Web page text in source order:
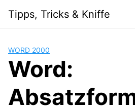
content
Tipps, Tricks & Kniffe
WORD 2000
Word: